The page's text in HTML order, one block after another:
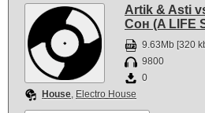
Artik & Asti
Сон (A LIFE
9.63Mb [320
9800
0
House, Electro House